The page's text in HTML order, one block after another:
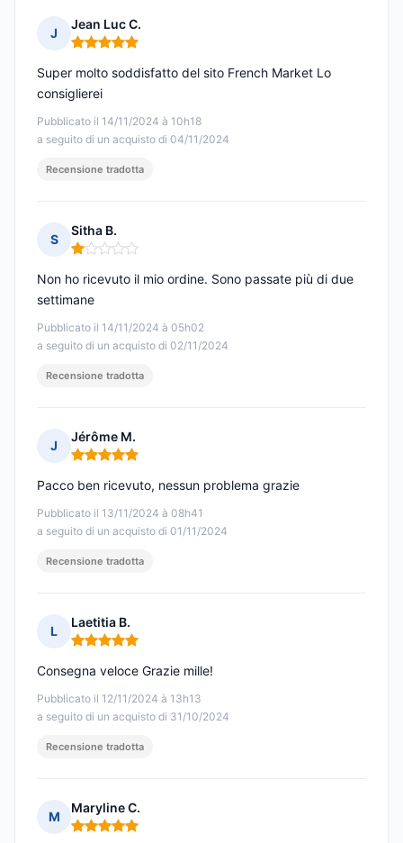
J
Jean Luc C.
Nota: 5 su 5
Pubblicato il 14/11/2024 à 10h18
a seguito di un acquisto di 04/11/2024
Super molto soddisfatto del sito French Market Lo
consiglierei
Recensione tradotta
S
Sitha B.
Nota: 1 su 5
Pubblicato il 14/11/2024 à 05h02
a seguito di un acquisto di 02/11/2024
Non ho ricevuto il mio ordine. Sono passate più di due
settimane
Recensione tradotta
J
Jérôme M.
Nota: 5 su 5
Pubblicato il 13/11/2024 à 08h41
a seguito di un acquisto di 01/11/2024
Pacco ben ricevuto, nessun problema grazie
Recensione tradotta
L
Laetitia B.
Nota: 5 su 5
Pubblicato il 12/11/2024 à 13h13
a seguito di un acquisto di 31/10/2024
Consegna veloce Grazie mille!
Recensione tradotta
M
Maryline C.
Nota: 5 su 5